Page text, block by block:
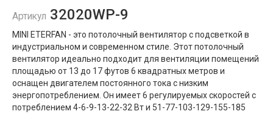
Артикул 32020WP-9
MINI ETERFAN - это потолочный вентилятор с подсветкой в ​​
индустриальном и современном стиле. Этот потолочный
вентилятор идеально подходит для вентиляции помещений
площадью от 13 до 17 футов 6 квадратных метров и
оснащен двигателем постоянного тока с низким
энергопотреблением. Он имеет 6 регулируемых скоростей с
потреблением 4-6-9-13-22-32 Вт и 51-77-103-129-155-185